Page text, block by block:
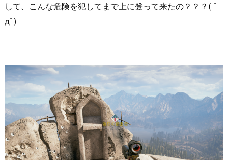
して、こんな危険を犯してまで上に登って来たの？？？( ﾟ
дﾟ)